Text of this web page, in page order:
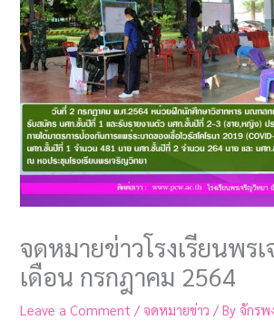
จดหมายข่าวโรงเรียนพร
เดือน กรกฎาคม 2564
Leave a Comment / จดหมายข่าว / By จักรพ